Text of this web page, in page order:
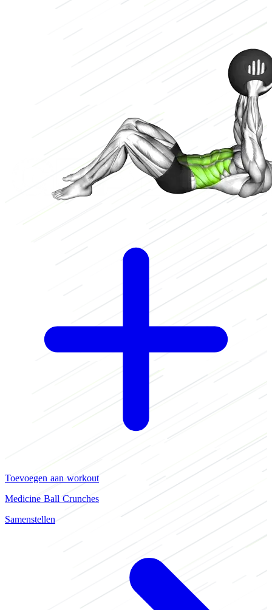
Toevoegen aan workout
Medicine Ball Crunches
Samenstellen